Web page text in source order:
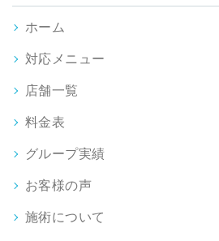
ホーム
対応メニュー
店舗一覧
料金表
グループ実績
お客様の声
施術について